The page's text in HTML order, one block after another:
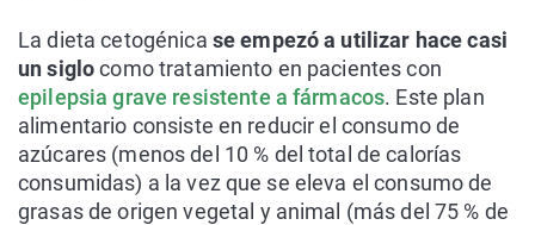
La dieta cetogénica se empezó a utilizar hace casi
un siglocomo tratamiento en pacientes con
epilepsia grave resistente a fármacos. Este plan
alimentario consiste en reducir el consumo de
azúcares (menos del 10 % del total de calorías
consumidas) a la vez que se eleva el consumo de
grasas de origen vegetal y animal (más del 75 % de